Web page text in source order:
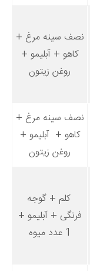
نصف سینه مرغ +
کاهو + آبلیمو +
روغن زیتون
نصف سینه مرغ +
کاهو + آبلیمو +
روغن زیتون
کلم + گوجه
فرنگی + آبلیمو +
1 عدد میوه